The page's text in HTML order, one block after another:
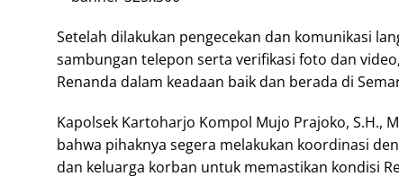
Setelah dilakukan pengecekan dan komunikasi
sambungan telepon serta verifikasi foto dan
Renanda dalam keadaan baik dan berada di
Kapolsek Kartoharjo Kompol Mujo Prajoko, S.H.,
bahwa pihaknya segera melakukan koordinasi
dan keluarga korban untuk memastikan kondisi